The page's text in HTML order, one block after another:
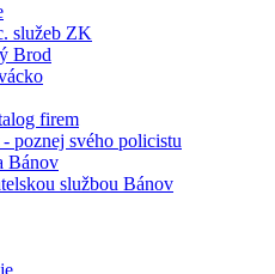
služeb ZK
Brod
firem
poznej svého policistu
Bánov
službou Bánov